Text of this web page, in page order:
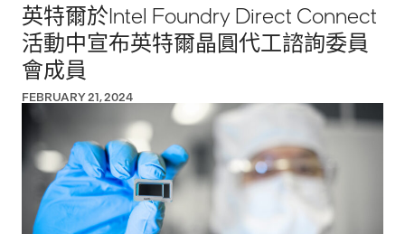
英特爾於Intel Foundry Direct Connect
活動中宣布英特爾晶圓代工諮詢委員
會成員
FEBRUARY 21, 2024